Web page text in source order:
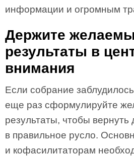
информации и огромным
Держите
результаты в
внимания
Если собрание
еще раз сформулируйте
результаты, чтобы вернуть
в правильное русло.
и кофасилитаторам